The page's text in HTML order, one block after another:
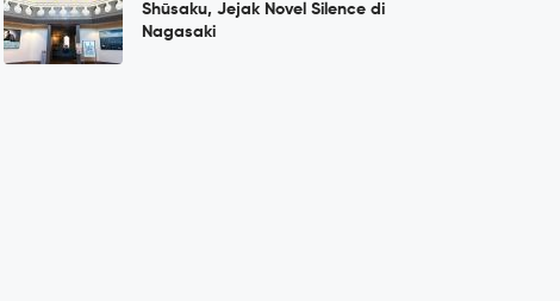
Shūsaku, Jejak Novel Silence di
Nagasaki